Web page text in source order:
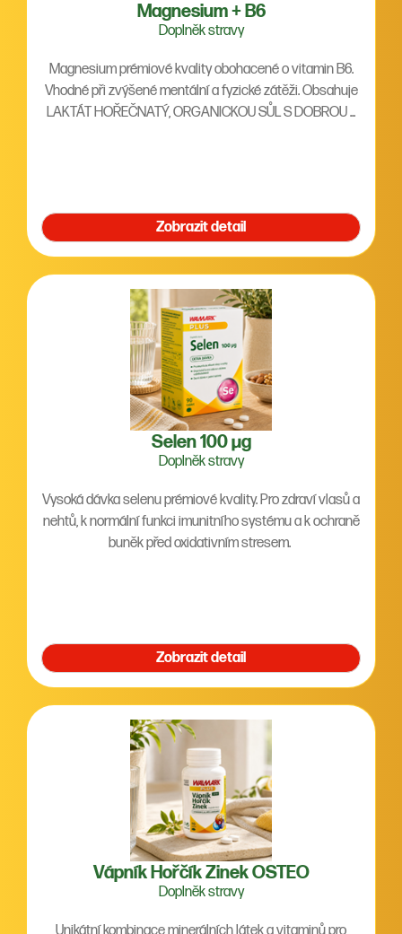
Magnesium + B6
Doplněk stravy
Magnesium prémiové kvality obohacené o vitamin B6.
Vhodné při zvýšené mentální a fyzické zátěži. Obsahuje
LAKTÁT HOŘEČNATÝ, ORGANICKOU SŮL S DOBROU ...
Zobrazit detail
Selen 100 µg
Doplněk stravy
Vysoká dávka selenu prémiové kvality. Pro zdraví vlasů a
nehtů, k normální funkci imunitního systému a k ochraně
buněk před oxidativním stresem.
Zobrazit detail
Vápník Hořčík Zinek OSTEO
Doplněk stravy